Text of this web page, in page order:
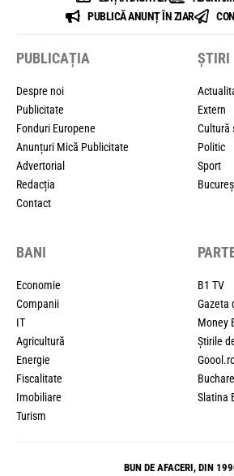
PUBLICĂ ANUNȚ ÎN ZIAR
PUBLICAȚIA
Despre noi
Publicitate
Fonduri Europene
Anunțuri Mică Publicitate
Advertorial
Redacția
Contact
ȘTIRI
Extern
Cultură
Politic
Sport
BANI
Economie
Companii
IT
Agricultură
Energie
Fiscalitate
Imobiliare
Turism
B1 TV
Gazeta
Money
Știrile
Slatina
BUN DE AFACERI, DIN